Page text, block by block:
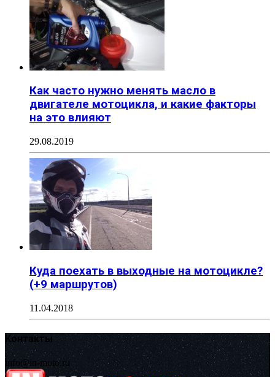
Как часто нужно менять масло в
двигателе мотоцикла, и какие факторы
на это влияют
29.08.2019
Куда поехать в выходные на мотоцикле?
(+9 маршрутов)
11.04.2018
Контакты
info@in-moto.ru